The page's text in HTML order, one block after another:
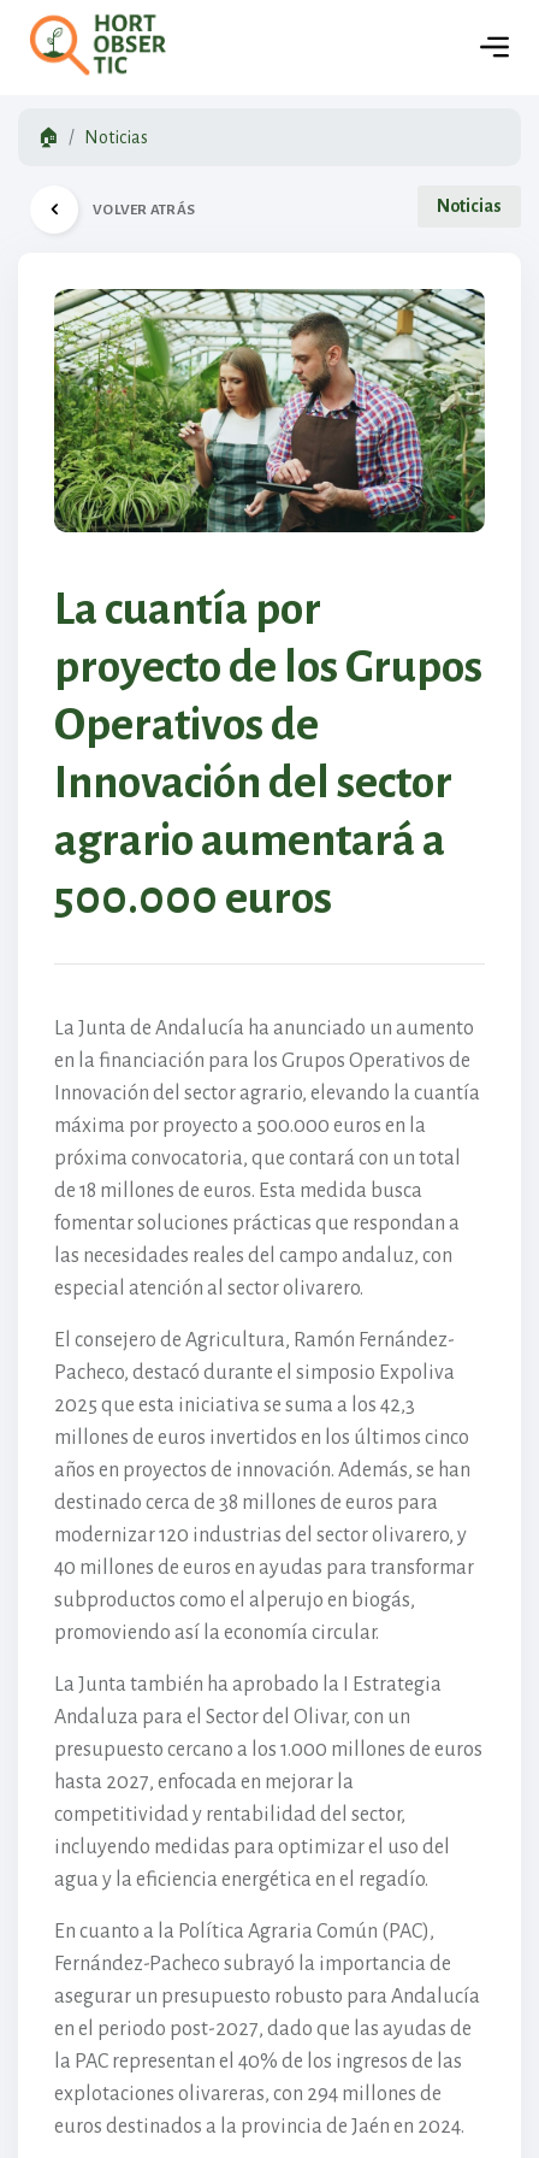
🏠 Noticias
VOLVER ATRÁS Noticias
La cuantía por
proyecto de los Grupos
Operativos de
Innovación del sector
agrario aumentará a
500.000 euros
La Junta de Andalucía ha anunciado un aumento
en la financiación para los Grupos Operativos de
Innovación del sector agrario, elevando la cuantía
máxima por proyecto a 500.000 euros en la
próxima convocatoria, que contará con un total
de 18 millones de euros. Esta medida busca
fomentar soluciones prácticas que respondan a
las necesidades reales del campo andaluz, con
especial atención al sector olivarero.
El consejero de Agricultura, Ramón Fernández-
Pacheco, destacó durante el simposio Expoliva
2025 que esta iniciativa se suma a los 42,3
millones de euros invertidos en los últimos cinco
años en proyectos de innovación. Además, se han
destinado cerca de 38 millones de euros para
modernizar 120 industrias del sector olivarero, y
40 millones de euros en ayudas para transformar
subproductos como el alperujo en biogás,
promoviendo así la economía circular.
La Junta también ha aprobado la I Estrategia
Andaluza para el Sector del Olivar, con un
presupuesto cercano a los 1.000 millones de euros
hasta 2027, enfocada en mejorar la
competitividad y rentabilidad del sector,
incluyendo medidas para optimizar el uso del
agua y la eficiencia energética en el regadío.
En cuanto a la Política Agraria Común (PAC),
Fernández-Pacheco subrayó la importancia de
asegurar un presupuesto robusto para Andalucía
en el periodo post-2027, dado que las ayudas de
la PAC representan el 40% de los ingresos de las
explotaciones olivareras, con 294 millones de
euros destinados a la provincia de Jaén en 2024.